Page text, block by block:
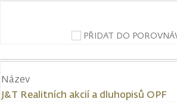
PŘIDAT DO
Název
J&T Realitních akcií a dluhopisů OPF